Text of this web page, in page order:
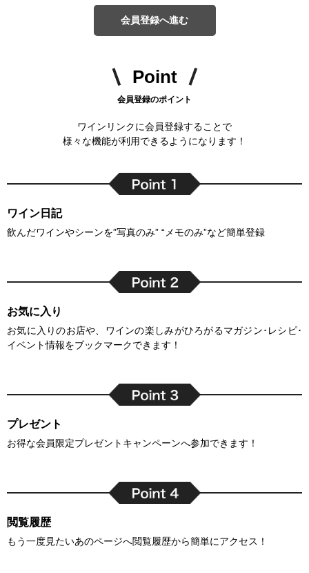
会員登録へ進む
Point
会員登録のポイント
ワインリンクに会員登録することで
様々な機能が利用できるようになります！
ワイン日記
飲んだワインやシーンを”写真のみ” “メモのみ”など簡単登録
お気に入り
お気に入りのお店や、ワインの楽しみがひろがるマガジン･レシピ･
イベント情報をブックマークできます！
プレゼント
お得な会員限定プレゼントキャンペーンへ参加できます！
閲覧履歴
もう一度見たいあのページへ閲覧履歴から簡単にアクセス！